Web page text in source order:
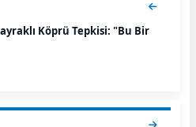
Köprü Tepkisi: "Bu Bir